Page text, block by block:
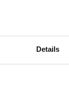
Details
favoriter